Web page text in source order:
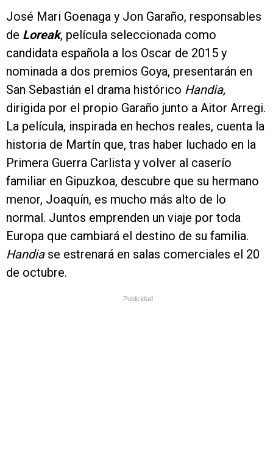
José Mari Goenaga y Jon Garaño, responsables
de Loreak, película seleccionada como
candidata española a los Oscar de 2015 y
nominada a dos premios Goya, presentarán en
San Sebastián el drama histórico Handia,
dirigida por el propio Garaño junto a Aitor Arregi.
La película, inspirada en hechos reales, cuenta la
historia de Martín que, tras haber luchado en la
Primera Guerra Carlista y volver al caserío
familiar en Gipuzkoa, descubre que su hermano
menor, Joaquín, es mucho más alto de lo
normal. Juntos emprenden un viaje por toda
Europa que cambiará el destino de su familia.
Handiase estrenará en salas comerciales el 20
de octubre.
Publicidad